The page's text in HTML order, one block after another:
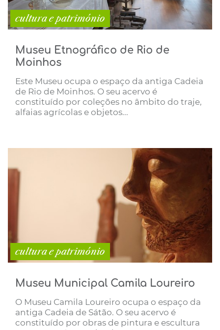
cultura e património
Museu Etnográfico de Rio de
Moinhos
Este Museu ocupa o espaço da antiga Cadeia
de Rio de Moinhos. O seu acervo é
constituído por coleções no âmbito do traje,
alfaias agrícolas e objetos...
cultura e património
Museu Municipal Camila Loureiro
O Museu Camila Loureiro ocupa o espaço da
antiga Cadeia de Sátão. O seu acervo é
constituído por obras de pintura e escultura